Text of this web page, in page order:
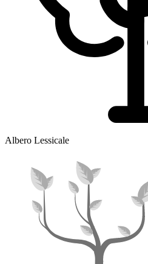
Albero Lessicale